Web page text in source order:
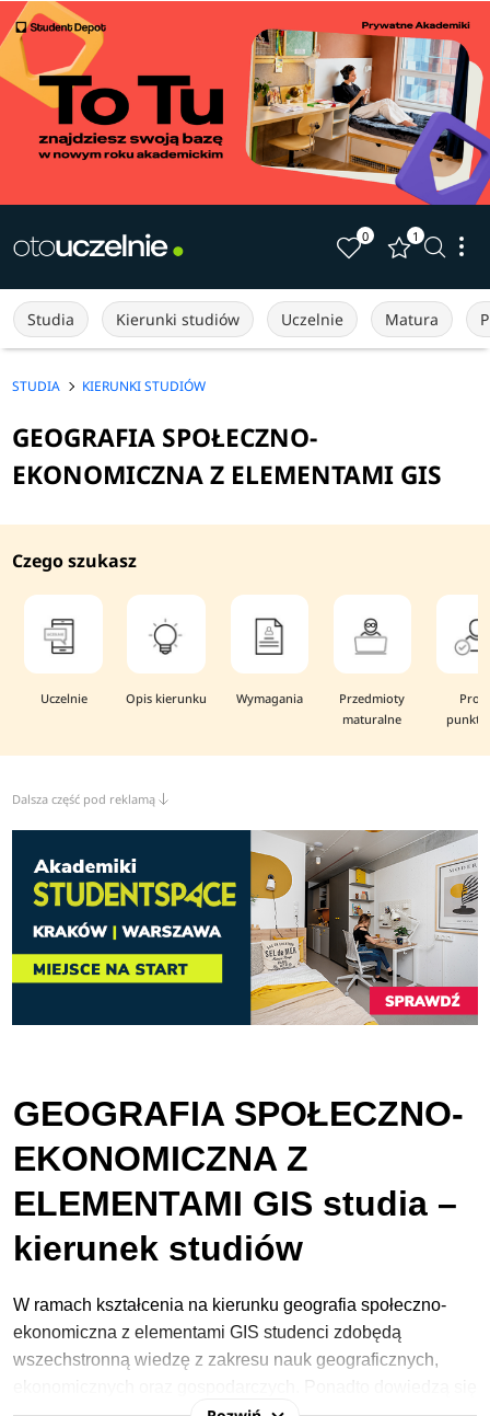
0 1
Studia Kierunki studiów Uczelnie Matura
STUDIA KIERUNKI STUDIÓW
GEOGRAFIA SPOŁECZNO-
EKONOMICZNA Z ELEMENTAMI GIS
Czego szukasz
Uczelnie Opis kierunku Wymagania
Przedmioty
maturalne
Dalsza część pod reklamą
GEOGRAFIA SPOŁECZNO-
EKONOMICZNA Z
ELEMENTAMI GIS studia –
kierunek studiów
W ramach kształcenia na kierunku geografia społeczno-
ekonomiczna z elementami GIS studenci zdobędą
wszechstronną wiedzę z zakresu nauk geograficznych,
ekonomicznych oraz gospodarczych. Ponadto dowiedzą się